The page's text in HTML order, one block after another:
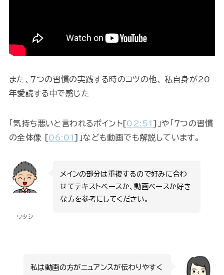
また、７つの習慣の実践する時のコツの他、 私自身が20
年愛読する中で感じた
「気持ち悪いと言われるポイント[02:51 ]」や「７つの習慣
の全体像 [06:01 ]」なども動画でも解説しています。
ワタシ
メインの部分は重複するので好みに合わ
せてテキストベースか、動画ベースか好き
な方を参考にしてください。
私は動画の方がニュアンスが伝わりやすく